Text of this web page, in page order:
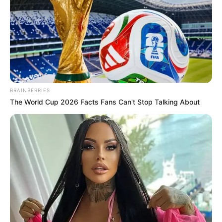
de janeiro de 2025.
O Governo Federal sancionou a Lei Complementar nº 226/26, que
autoriza o pagamento retroativo de direitos remuneratórios de
servidores públicos que haviam sido congelados durante a
pandemia da covid-19.
A norma foi publicada na terça-feira (13) noDiário Oficial da
Federal e municípios.
Quais direitos poderão ser pagos
A lei autoriza o pagamento retroativo de vantagens funcionais
Anuênios;
Triênios;
Quinquênios;
BRAINBERRIES
The World Cup 2026 Facts Fans Can't Stop Talking About